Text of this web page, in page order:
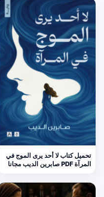
تحميل كتاب لا أحد يرى الموج في
المرآة PDF صابرين الديب مجانا